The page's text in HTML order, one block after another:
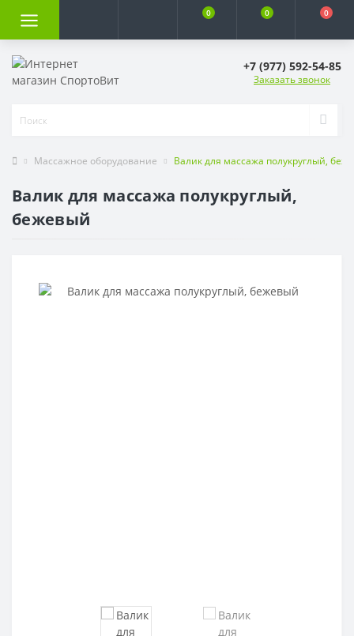
0 0 0
+7 (977) 592-54-85
Заказать звонок
Массажное оборудование Валик для массажа полукруглый,
Валик для массажа полукруглый,
бежевый